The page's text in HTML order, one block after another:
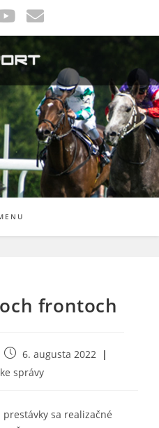
frontoch
Post
published:
6. augusta 2022
správy
sa realizačné